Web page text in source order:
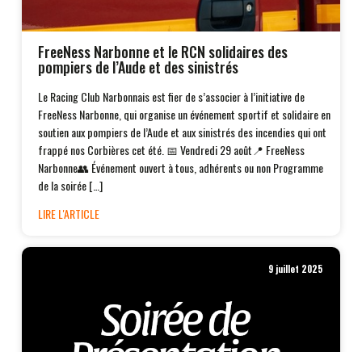
FreeNess Narbonne et le RCN solidaires des
pompiers de l’Aude et des sinistrés
Le Racing Club Narbonnais est fier de s’associer à l’initiative de
FreeNess Narbonne, qui organise un événement sportif et solidaire en
soutien aux pompiers de l’Aude et aux sinistrés des incendies qui ont
frappé nos Corbières cet été. 📅 Vendredi 29 août📍 FreeNess
Narbonne👥 Événement ouvert à tous, adhérents ou non Programme
de la soirée […]
LIRE L'ARTICLE
9 juillet 2025